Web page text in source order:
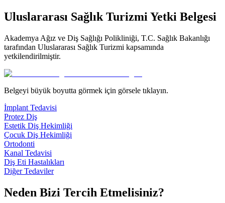
Uluslararası Sağlık Turizmi Yetki Belgesi
Akademya Ağız ve Diş Sağlığı Polikliniği, T.C. Sağlık Bakanlığı
tarafından Uluslararası Sağlık Turizmi kapsamında
yetkilendirilmiştir.
Belgeyi büyük boyutta görmek için görsele tıklayın.
İmplant Tedavisi
Protez Diş
Estetik Diş Hekimliği
Çocuk Diş Hekimliği
Ortodonti
Kanal Tedavisi
Diş Eti Hastalıkları
Diğer Tedaviler
Neden Bizi Tercih Etmelisiniz?